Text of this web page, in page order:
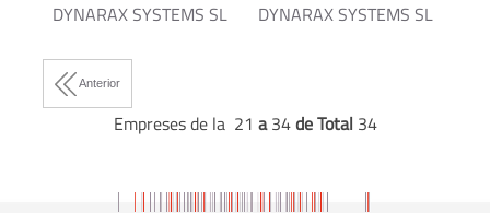
DYNARAX SYSTEMS SL DYNARAX SYSTEMS SL
Anterior
Empreses de la 21 a34de Total 34